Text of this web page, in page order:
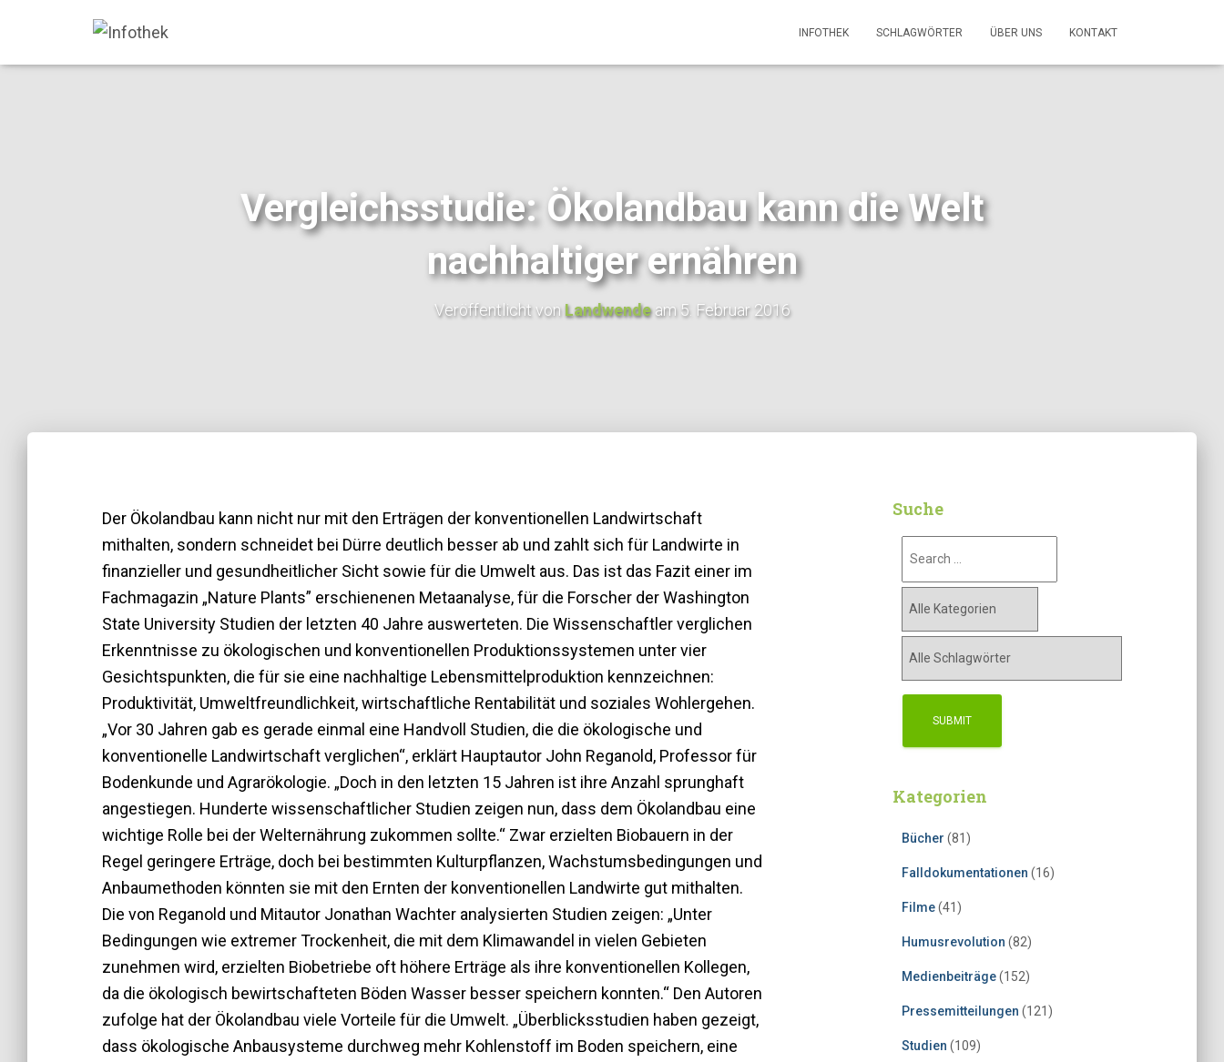
INFOTHEK SCHLAGWÖRTER ÜBER UNS KONTAKT
Vergleichsstudie: Ökolandbau kann die Welt
nachhaltiger ernähren
Veröffentlicht vonLandwendeam5. Februar 2016
Der Ökolandbau kann nicht nur mit den Erträgen der konventionellen Landwirtschaft
mithalten, sondern schneidet bei Dürre deutlich besser ab und zahlt sich für Landwirte in
finanzieller und gesundheitlicher Sicht sowie für die Umwelt aus. Das ist das Fazit einer im
Fachmagazin „Nature Plants” erschienenen Metaanalyse, für die Forscher der Washington
State University Studien der letzten 40 Jahre auswerteten. Die Wissenschaftler verglichen
Erkenntnisse zu ökologischen und konventionellen Produktionssystemen unter vier
Gesichtspunkten, die für sie eine nachhaltige Lebensmittelproduktion kennzeichnen:
Produktivität, Umweltfreundlichkeit, wirtschaftliche Rentabilität und soziales Wohlergehen.
„Vor 30 Jahren gab es gerade einmal eine Handvoll Studien, die die ökologische und
konventionelle Landwirtschaft verglichen“, erklärt Hauptautor John Reganold, Professor für
Bodenkunde und Agrarökologie. „Doch in den letzten 15 Jahren ist ihre Anzahl sprunghaft
angestiegen. Hunderte wissenschaftlicher Studien zeigen nun, dass dem Ökolandbau eine
wichtige Rolle bei der Welternährung zukommen sollte.“ Zwar erzielten Biobauern in der
Regel geringere Erträge, doch bei bestimmten Kulturpflanzen, Wachstumsbedingungen und
Anbaumethoden könnten sie mit den Ernten der konventionellen Landwirte gut mithalten.
Die von Reganold und Mitautor Jonathan Wachter analysierten Studien zeigen: „Unter
Bedingungen wie extremer Trockenheit, die mit dem Klimawandel in vielen Gebieten
zunehmen wird, erzielten Biobetriebe oft höhere Erträge als ihre konventionellen Kollegen,
da die ökologisch bewirtschafteten Böden Wasser besser speichern konnten.“ Den Autoren
zufolge hat der Ökolandbau viele Vorteile für die Umwelt. „Überblicksstudien haben gezeigt,
dass ökologische Anbausysteme durchweg mehr Kohlenstoff im Boden speichern, eine
Suche
Kategorien
Bücher (81)
Falldokumentationen (16)
Filme(41)
Humusrevolution (82)
Medienbeiträge(152)
Pressemitteilungen (121)
Studien (109)